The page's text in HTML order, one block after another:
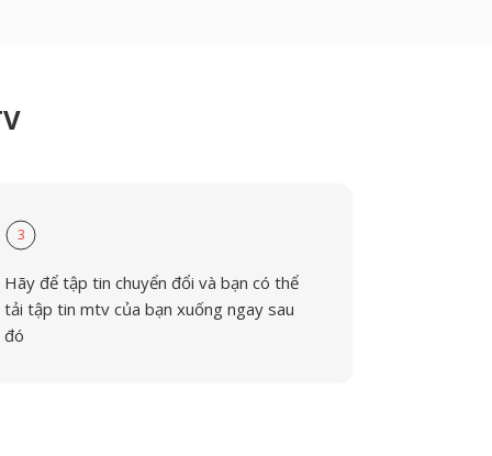
3
Hãy để tập tin chuyển đổi và bạn có thể
tải tập tin mtv của bạn xuống ngay sau
đó